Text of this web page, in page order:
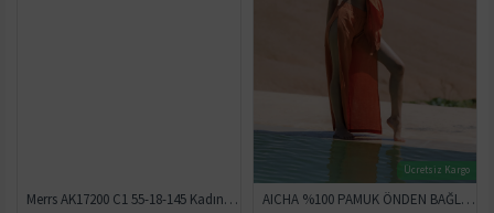
Merrs AK17200 C1 55-18-145 Kadın Güneş Gözlüğü AICHA %100 PAMUK ÖNDEN BAĞLAMALI BÜSTİYER VE YIRTMAÇLI PANTOLON LOUBNA